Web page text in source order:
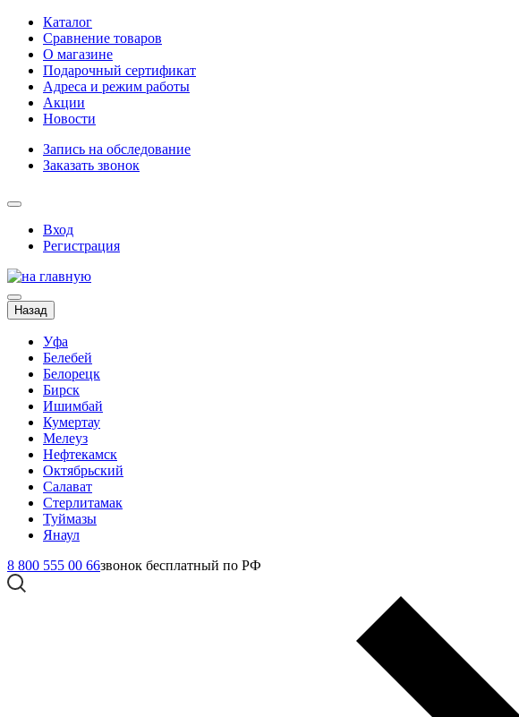
Каталог
Сравнение товаров
О магазине
Подарочный сертификат
Адреса и режим работы
Акции
Новости
Запись на обследование
Заказать звонок
Вход
Регистрация
Назад
Уфа
Белебей
Белорецк
Бирск
Ишимбай
Кумертау
Мелеуз
Нефтекамск
Октябрьский
Салават
Стерлитамак
Туймазы
Янаул
8 800 555 00 66звонок бесплатный по РФ